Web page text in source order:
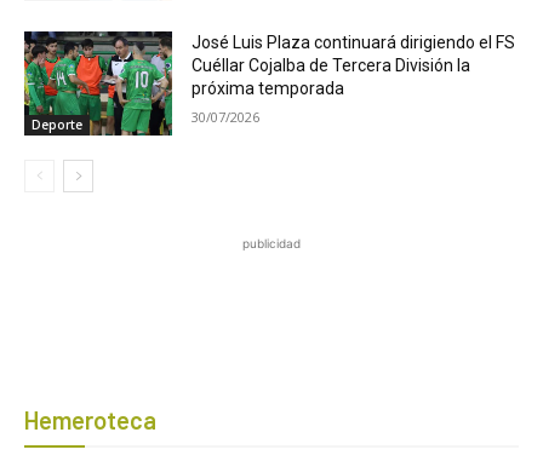
Deporte
José Luis Plaza continuará dirigiendo el FS
Cuéllar Cojalba de Tercera División la
próxima temporada
30/07/2026
publicidad
Hemeroteca